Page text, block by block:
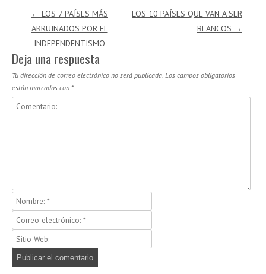
Navegación de entradas
← LOS 7 PAÍSES MÁS
ARRUINADOS POR EL
INDEPENDENTISMO
LOS 10 PAÍSES QUE VAN A SER
BLANCOS →
Deja una respuesta
Tu dirección de correo electrónico no será publicada. Los campos obligatorios
están marcados con *